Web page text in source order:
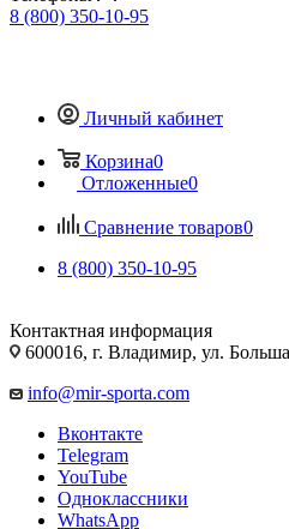
8 (800) 350-10-95
Личный кабинет
Корзина0
Отложенные0
Сравнение товаров0
8 (800) 350-10-95
Контактная информация
600016, г. Владимир, ул.
info@mir-sporta.com
Вконтакте
Telegram
YouTube
Одноклассники
WhatsApp